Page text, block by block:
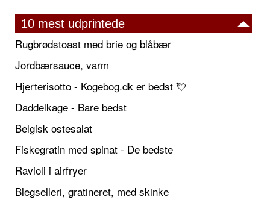
10 mest udprintede
Rugbrødstoast med brie og blåbær
Jordbærsauce, varm
Hjerterisotto - Kogebog.dk er bedst 💘
Daddelkage - Bare bedst
Belgisk ostesalat
Fiskegratin med spinat - De bedste
Ravioli i airfryer
Blegselleri, gratineret, med skinke